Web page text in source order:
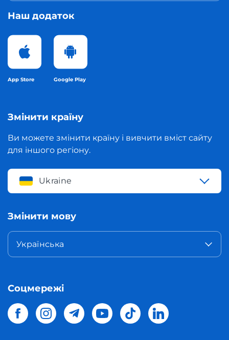
Наш додаток
App Store Google Play
Змінити країну
Ви можете змінити країну і вивчити вміст сайту
для іншого регіону.
Ukraine
Змінити мову
Українська
Соцмережі